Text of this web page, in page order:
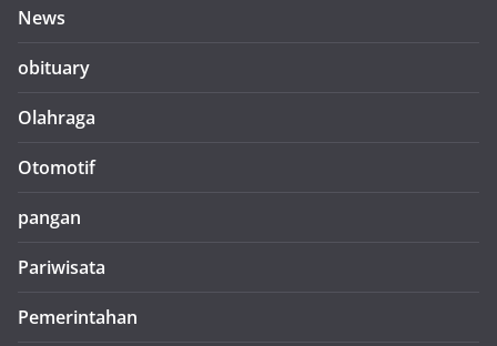
News
obituary
Olahraga
Otomotif
pangan
Pariwisata
Pemerintahan